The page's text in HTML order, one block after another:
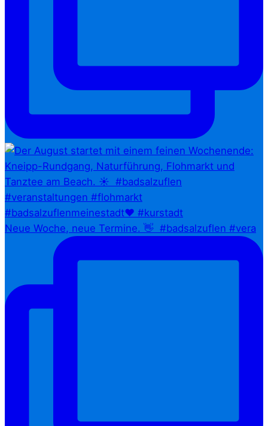
Neue Woche, neue Termine. 👋⁠ ⁠ #badsalzuflen #vera